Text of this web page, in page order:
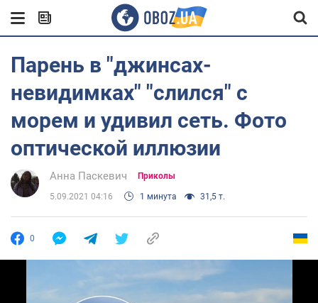
Парень в "джинсах-
невидимках" "слился" с
морем и удивил сеть. Фото
оптической иллюзии
Анна Паскевич Приколы
5.09.2021 04:16 1 минута 31,5 т.
0